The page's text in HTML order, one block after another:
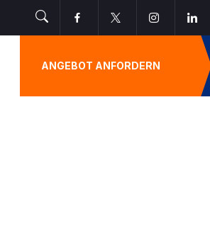
ANGEBOT ANFORDERN